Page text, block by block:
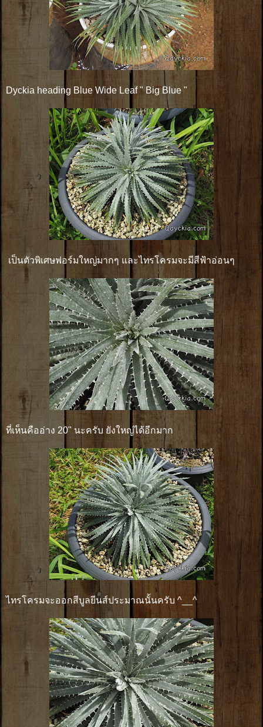
Dyckia heading Blue Wide Leaf " Big Blue "
เป็นตัวพิเศษฟอร์มใหญ่มากๆ และไทรโครมจะมีสีฟ้าอ่อนๆ
ที่เห็นคืออ่าง 20" นะครับ ยังใหญ่ได้อีกมาก
ไทรโครมจะออกสีบูลยีนส์ประมาณนั้นครับ ^__^